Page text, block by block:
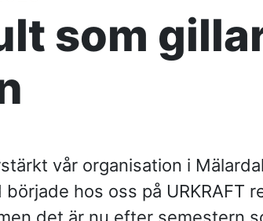
som
vår organisation i
började hos oss på URKRAFT